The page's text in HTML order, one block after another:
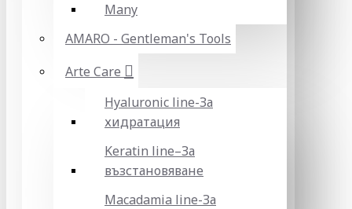
Many
AMARO - Gentleman's Tools
Arte Care
Hyaluronic line-За
хидратация
Keratin line–За
възстановяване
Macadamia line-За